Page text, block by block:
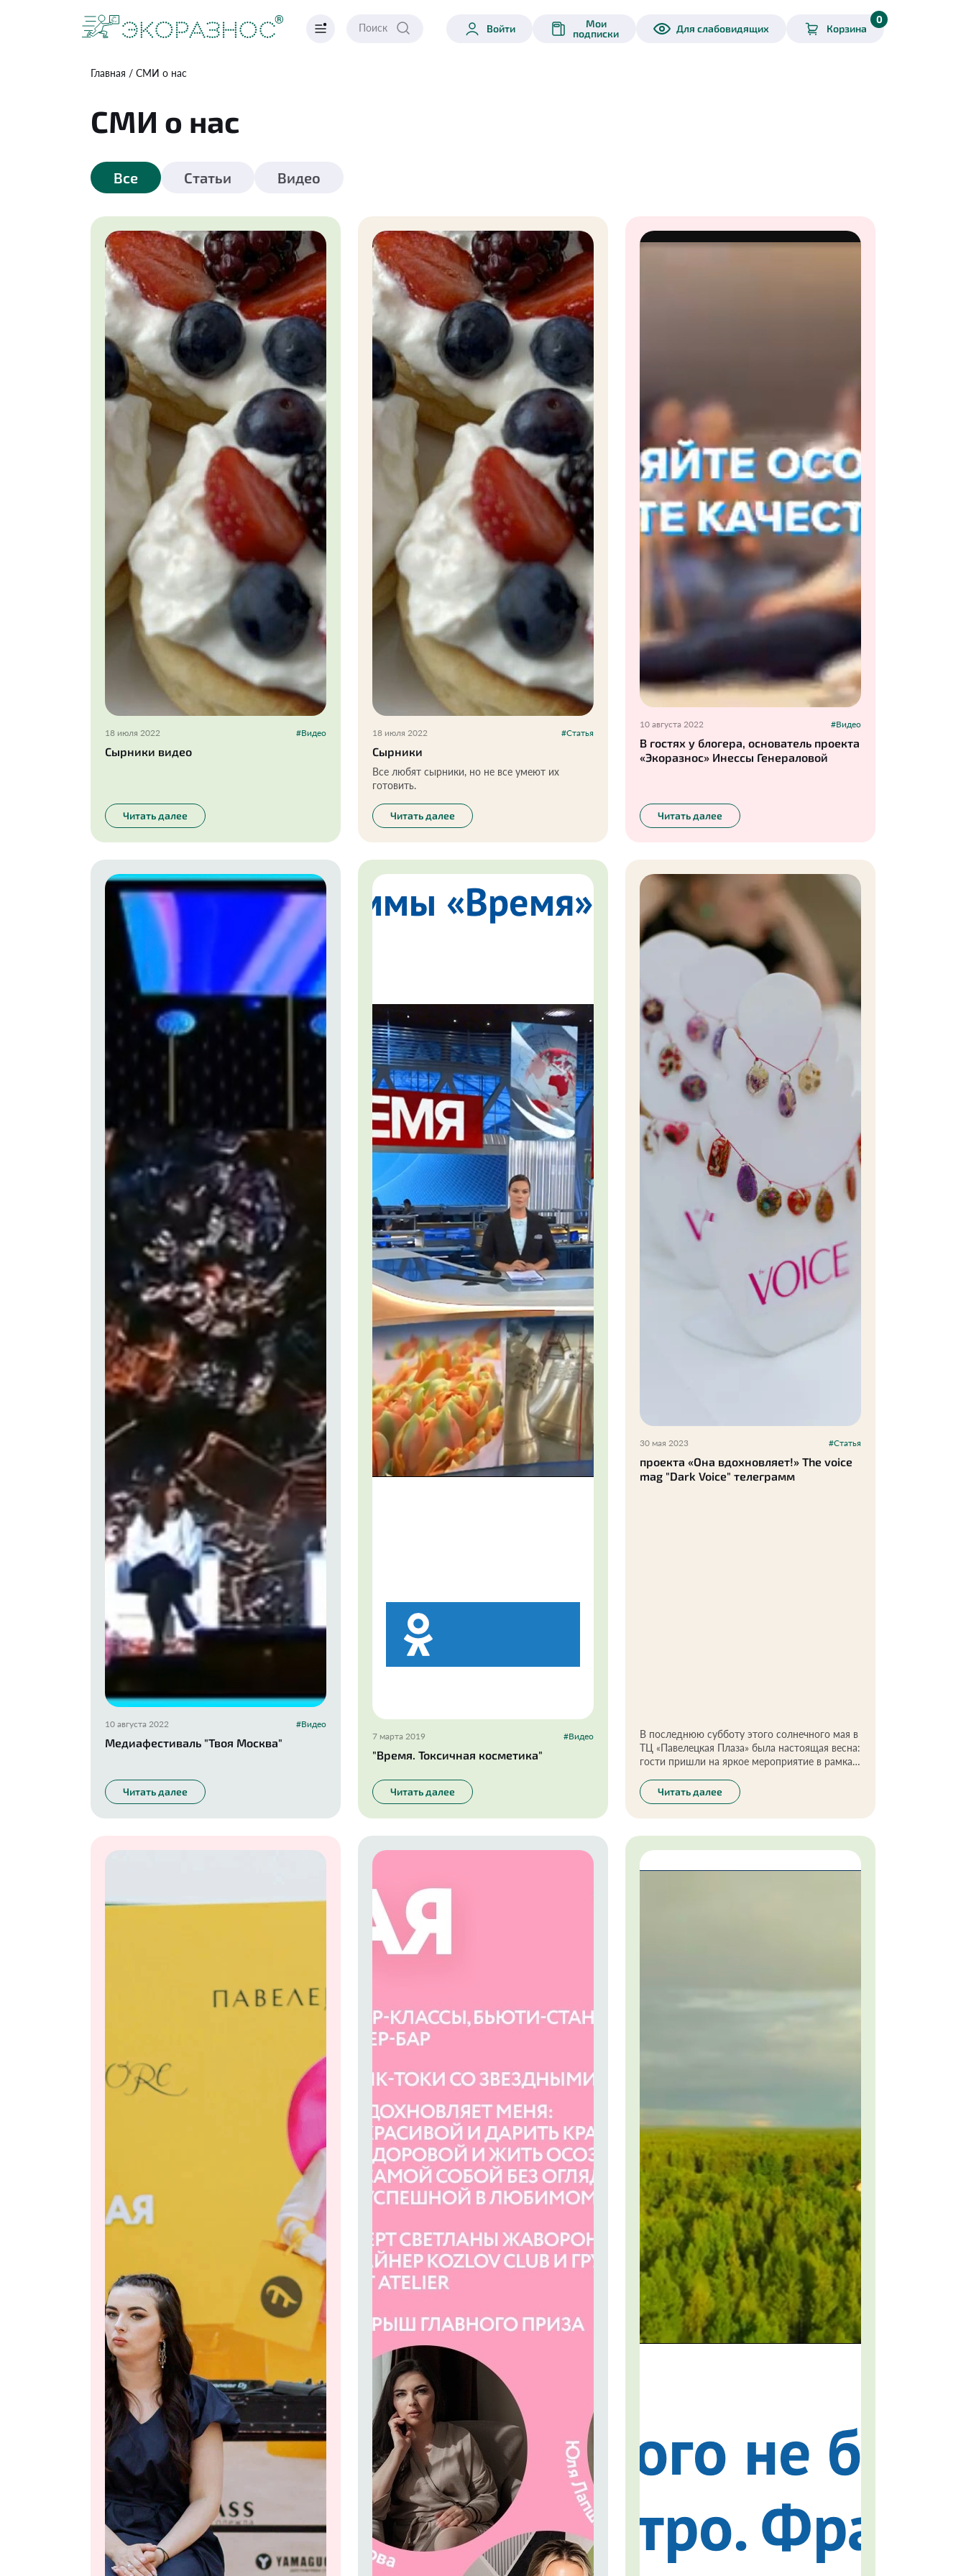
Войти
Мои
подписки
Для слабовидящих Корзина
0
Главная СМИ о нас
СМИ о нас
Все Статьи Видео
18 июля 2022 #Видео
Сырники видео
Читать далее
18 июля 2022 #Статья
Сырники
Все любят сырники, но не все умеют их
готовить.
Читать далее
10 августа 2022 #Видео
В гостях у блогера, основатель проекта
«Экоразнос» Инессы Генераловой
Читать далее
10 августа 2022 #Видео
Медиафестиваль "Твоя Москва"
Читать далее
7 марта 2019 #Видео
"Время. Токсичная косметика"
Читать далее
30 мая 2023 #Статья
проекта «Она вдохновляет!» The voice
mag "Dark Voice" телеграмм
В последнюю субботу этого солнечного мая в
ТЦ «Павелецкая Плаза» была настоящая весна:
гости пришли на яркое мероприятие в рамках
Читать далее